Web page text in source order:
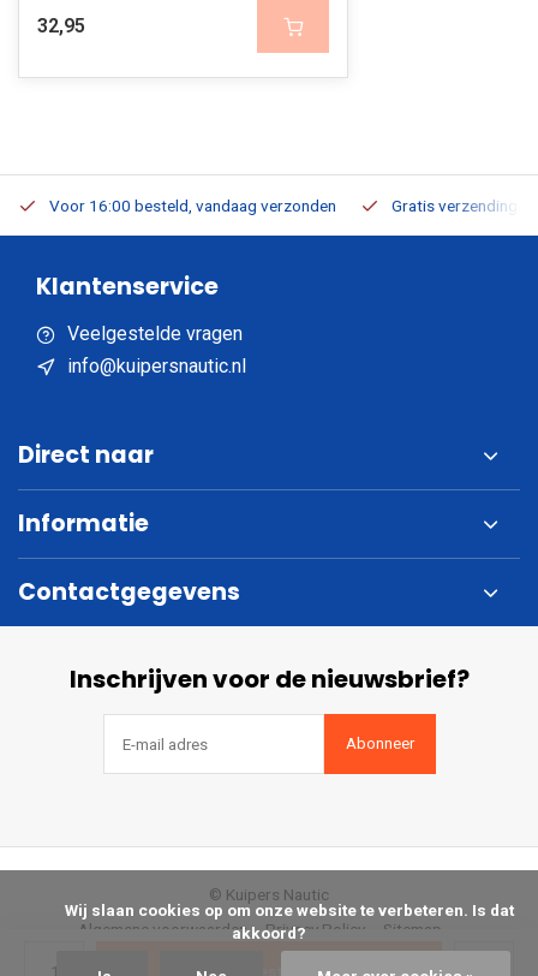
Bestellen
32,95
Voor 16:00 besteld, vandaag verzonden Gratis verzending
Klantenservice
Veelgestelde vragen
info@kuipersnautic.nl
Direct naar
Informatie
Contactgegevens
Inschrijven voor de nieuwsbrief?
Abonneer
Algemene voorwaarden Privacy Policy Sitemap
© Kuipers Nautic
akkoord?